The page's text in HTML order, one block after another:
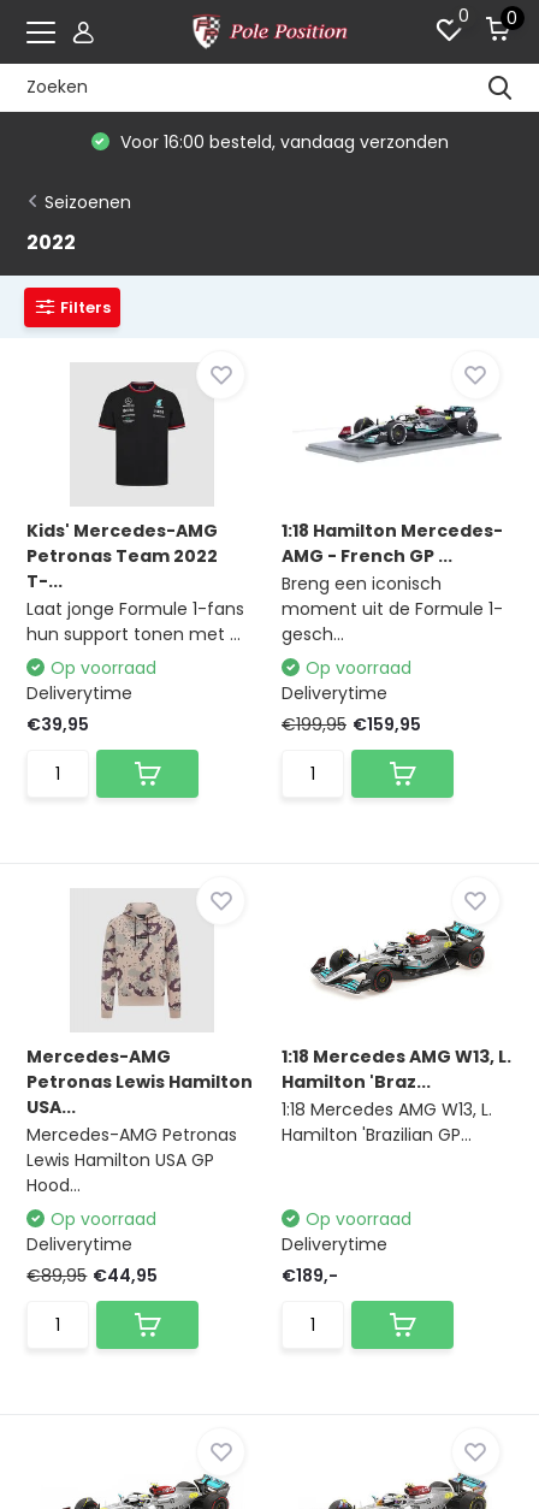
0 0
De #1 in modelauto's & race merchandise
Seizoenen
2022
Filters
Kids' Mercedes-AMG
Petronas Team 2022
T-...
Laat jonge Formule 1-fans
hun support tonen met ...
Op voorraad
Deliverytime
€39,95
1:18 Hamilton Mercedes-
AMG - French GP ...
Breng een iconisch
moment uit de Formule 1-
gesch...
Op voorraad
Deliverytime
€199,95 €159,95
Mercedes-AMG
Petronas Lewis Hamilton
USA...
Mercedes-AMG Petronas
Lewis Hamilton USA GP
Hood...
Op voorraad
Deliverytime
€89,95 €44,95
1:18 Mercedes AMG W13, L.
Hamilton 'Braz...
1:18 Mercedes AMG W13, L.
Hamilton 'Brazilian GP...
Op voorraad
Deliverytime
€189,-